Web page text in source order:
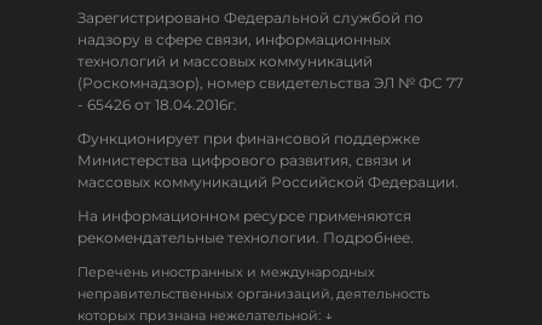
Зарегистрировано Федеральной службой по
надзору в сфере связи, информационных
технологий и массовых коммуникаций
(Роскомнадзор), номер свидетельства ЭЛ № ФС 77
- 65426 от 18.04.2016г.
Функционирует при финансовой поддержке
Министерства цифрового развития, связи и
массовых коммуникаций Российской Федерации.
На информационном ресурсе применяются
рекомендательные технологии. Подробнее.
Перечень иностранных и международных
неправительственных организаций, деятельность
которых признана нежелательной: ↓